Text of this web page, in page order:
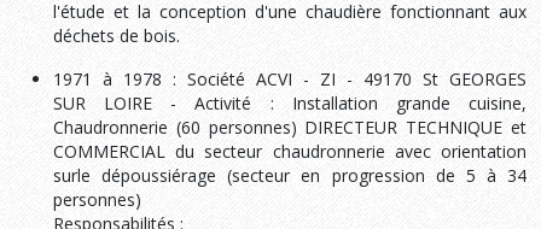
l'étude et la conception d'une chaudière fonctionnant aux
déchets de bois.
1971 à 1978 : Société ACVI - ZI - 49170 St GEORGES
SUR LOIRE - Activité : Installation grande cuisine,
Chaudronnerie (60 personnes) DIRECTEUR TECHNIQUE et
COMMERCIAL du secteur chaudronnerie avec orientation
surle dépoussiérage (secteur en progression de 5 à 34
personnes)
Responsabilités :